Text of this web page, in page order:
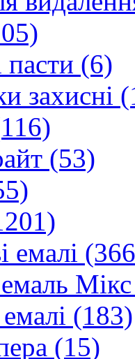
(6)
захисні
(53)
емалі
(183)
(15)